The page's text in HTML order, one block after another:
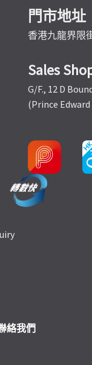
門市地址
香港九龍界限
Sales
G/F., 12 D
(Prince
絡我們